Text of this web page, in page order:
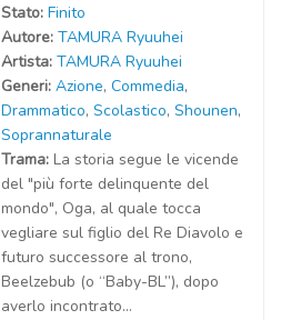
Stato: Finito
Autore: TAMURA Ryuuhei
Artista: TAMURA Ryuuhei
Generi: Azione, Commedia,
Drammatico, Scolastico, Shounen,
Soprannaturale
Trama: La storia segue le vicende
del "più forte delinquente del
mondo", Oga, al quale tocca
vegliare sul figlio del Re Diavolo e
futuro successore al trono,
Beelzebub (o “Baby-BL”), dopo
averlo incontrato...